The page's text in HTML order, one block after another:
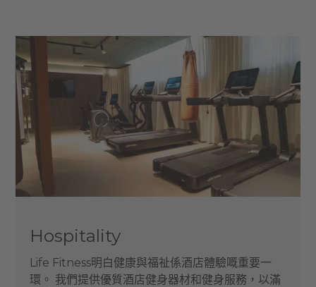
Hospitality
Life Fitness明白健康與福祉係酒店體驗嘅重要一
環。 我們提供優質酒店健身器材和健身服務，以滿